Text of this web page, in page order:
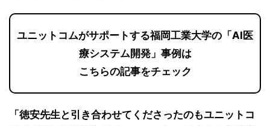
ユニットコムがサポートする福岡工業大学の「AI医
療システム開発」事例は
こちらの記事をチェック
「徳安先生と引き合わせてくださったのもユニットコ